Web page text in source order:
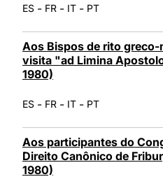
ES - FR - IT - PT
Aos Bispos de rito
visita "ad Limina
1980)
ES - FR - IT - PT
Aos participantes do
Direito Canônico de
1980)